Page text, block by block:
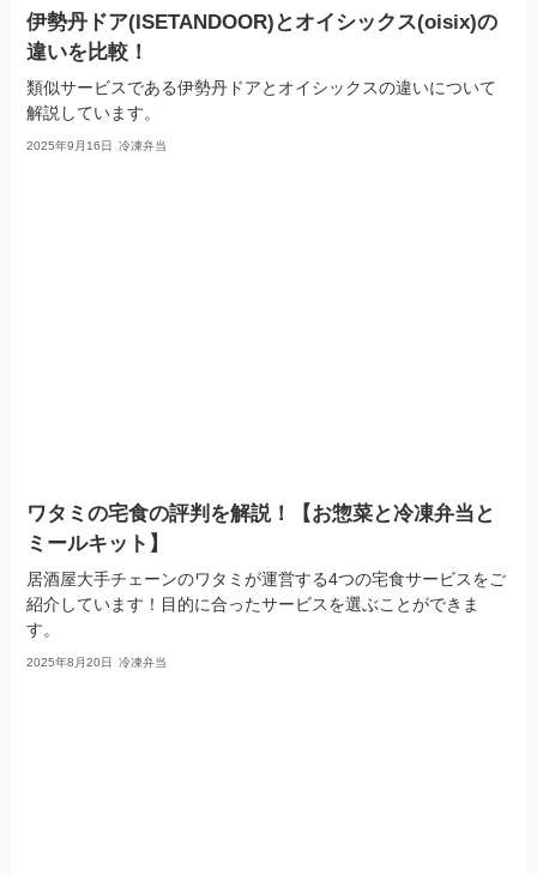
伊勢丹ドア(ISETANDOOR)とオイシックス(oisix)の
違いを比較！
類似サービスである伊勢丹ドアとオイシックスの違いについて
解説しています。
2025年9月16日 冷凍弁当
ワタミの宅食の評判を解説！【お惣菜と冷凍弁当と
ミールキット】
居酒屋大手チェーンのワタミが運営する4つの宅食サービスをご
紹介しています！目的に合ったサービスを選ぶことができま
す。
2025年8月20日 冷凍弁当